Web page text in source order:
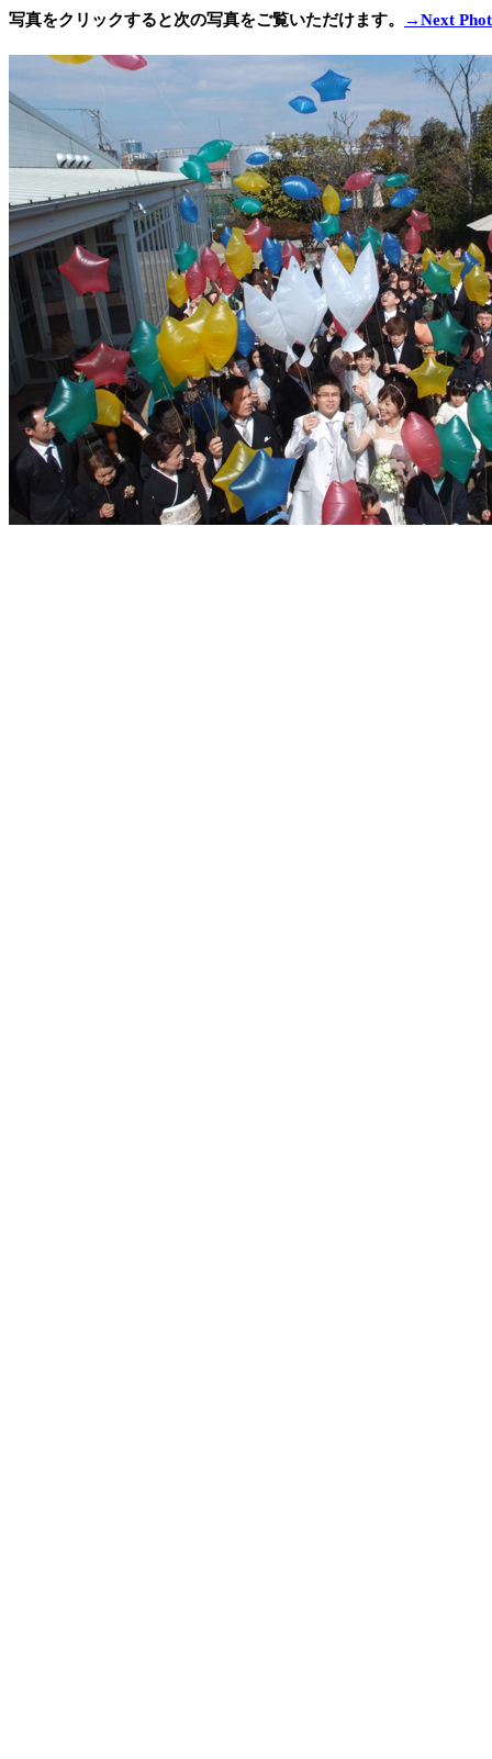
写真をクリックすると次の写真をご覧いただけます。 →Next